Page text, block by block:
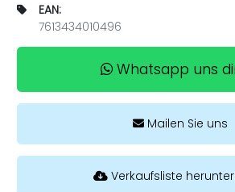
EAN:
7613434010496
Whatsapp uns
Mailen Sie uns
Verkaufsliste